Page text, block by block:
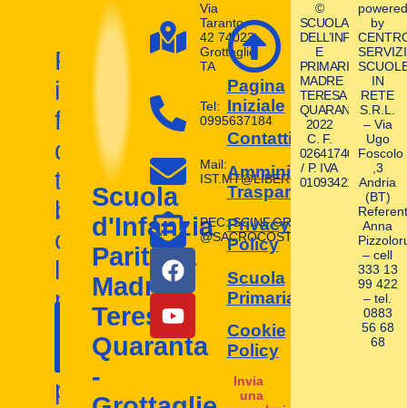
Contattaci
ora!
Prepara
il
futuro
dei
tuoi
bambini
con
la
nostra
scuola
d'infanzia
paritaria.
I nostri
contatti
Scuola
d'Infanzia
Paritaria
Madre
Teresa
Quaranta
-
Via
Taranto,
42 74023
Grottaglie
TA
Tel:
0995637184
Mail:
IST.MT@LIBERO.IT
PEC: SCINF.GROTTAGLIE
Pagina
Iniziale
Contatti
Amministrazione
Trasparente
Privacy
Policy
Scuola
Primaria
Cookie
Policy
Invia
una
©
SCUOLA
DELL’INFANZIA
E
PRIMARIA
MADRE
TERESA
QUARANTA
2022
C. F.
02641740580
/ P. IVA
01093421004
powered
by
SERVIZI
IN
RETE
S.R.L.
– Via
Ugo
Foscolo
,3
Andria
(BT)
Anna
– cell
333 13
99 422
– tel.
0883
56 68
68